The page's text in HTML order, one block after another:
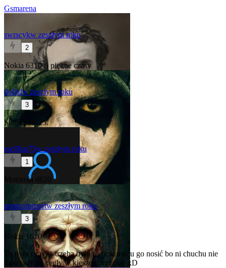
Gsmarena
swrscykw zeszłym roku
2
Nokia 6310 :) piękne czasy
dolitdw zeszłym roku
3
Siemens C25.
esc0bar75w zeszłym roku
1
Motorola d620
poprostumortw zeszłym roku
3
Nokia 1610
To były czasy - trzeba było na pokrowcu go nosić bo ni chuchu nie
dało rady tej cegły w kieszeni trzymać xD